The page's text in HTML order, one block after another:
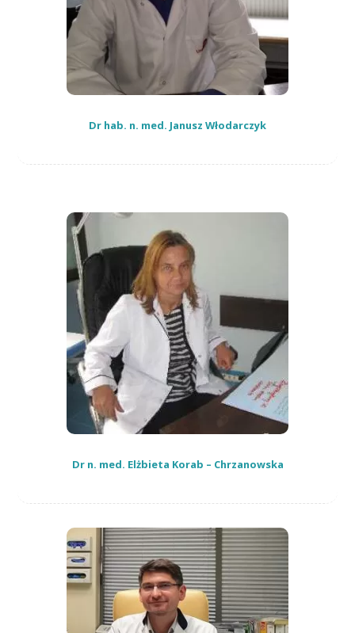
Dr hab. n. med. Janusz Włodarczyk
Dr n. med. Elżbieta Korab – Chrzanowska